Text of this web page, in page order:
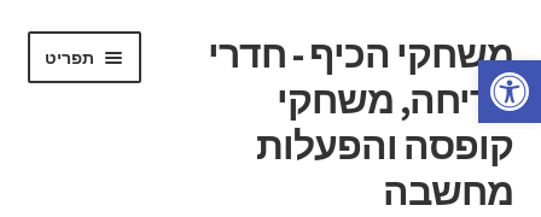
פתח סרגל נגישות
דלג
לניווט
לדלג
לתוכן
משחקי הכיף - חדרי
בריחה, משחקי
קופסה והפעלות
מחשבה
תפריט